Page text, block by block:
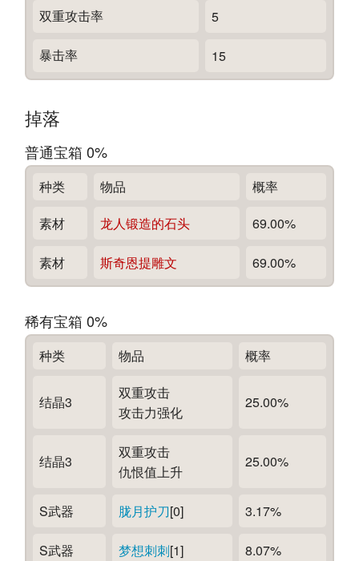
双重攻击率 5
暴击率 15
掉落
普通宝箱 0%
种类 物品
概率
素材
龙人锻造的石头 69.00%
素材 斯奇恩提雕文 69.00%
稀有宝箱 0%
种类 物品 概率
结晶3
双重攻击
攻击力强化
25.00%
结晶3
双重攻击
仇恨值上升
25.00%
S武器 胧月护刀[0] 3.17%
S武器 梦想刺刺[1] 8.07%